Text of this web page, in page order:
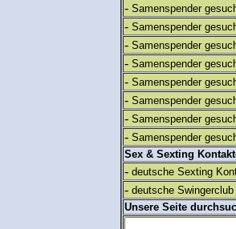
- Samenspender
- Samenspender
- Samenspender
- Samenspender
- Samenspender
- Samenspender
- Samenspender
- Samenspender
Sex & Sexting
- deutsche Sexting
- deutsche
Unsere Seite